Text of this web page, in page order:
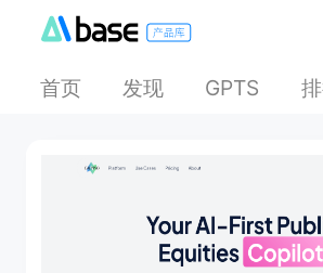
首页 发现 GPTS